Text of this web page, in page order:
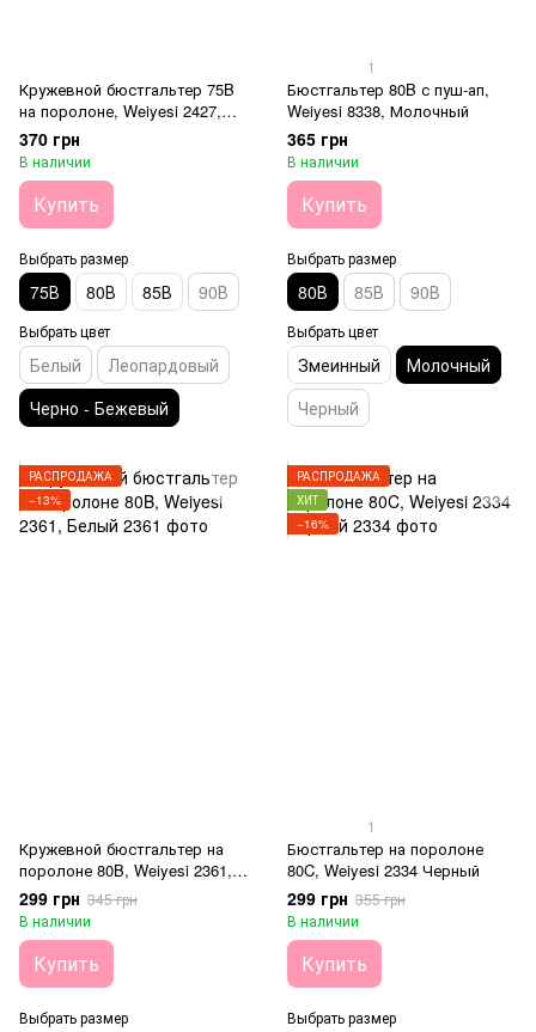
Кружевной бюстгальтер 75B
на поролоне, Weiyesi 2427,
Черно-бежевый
370 грн
В наличии
Купить
Выбрать размер
75В 80В 85В 90В
Выбрать цвет
Белый
Леопардовый
Черно - Бежевый
1
Бюстгальтер 80B с пуш-ап,
Weiyesi 8338, Молочный
365 грн
В наличии
Купить
Выбрать размер
80В 85В 90В
Выбрать цвет
Змеинный
Молочный
Черный
РАСПРОДАЖА
−13%
Кружевной бюстгальтер на
поролоне 80B, Weiyesi 2361,
Белый
299 грн 345 грн
В наличии
Купить
Выбрать размер
РАСПРОДАЖА
ХИТ
−16%
1
Бюстгальтер на поролоне
80C, Weiyesi 2334 Черный
299 грн 355 грн
В наличии
Купить
Выбрать размер